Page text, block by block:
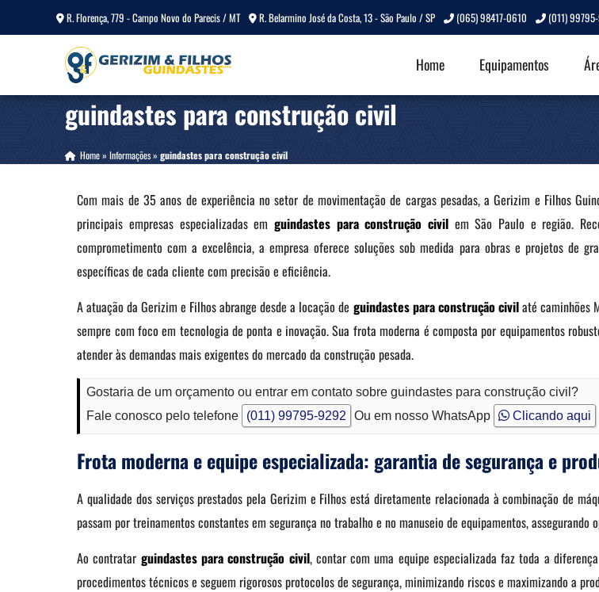
R. Florença, 779 - Campo Novo do Parecis / MT R. Belarmino José da Costa, 13 - São Paulo / SP (065) 98417-0610 (011)
Home Equipamentos
guindastes para construção civil
Home»Informações»guindastes para construção civil
Com mais de 35 anos de experiência no setor de movimentação de cargas pesadas, a Gerizim e Filhos
principais empresas especializadas em guindastes para construção civilem São Paulo e região.
comprometimento com a excelência, a empresa oferece soluções sob medida para obras e projetos de
específicas de cada cliente com precisão e eficiência.
A atuação da Gerizim e Filhos abrange desde a locação de guindastes para construçãocivilaté caminhões
sempre com foco em tecnologia de ponta e inovação. Sua frota moderna é composta por equipamentos
atender às demandas mais exigentes do mercado da construção pesada.
Gostaria de um orçamento ou entrar em contato sobre guindastes para construção civil?
Fale conosco pelo telefone
(011) 99795-9292 Ou em nosso WhatsApp Clicando aqui
Frota moderna e equipe especializada: garantia de segurança e
A qualidade dos serviços prestados pela Gerizim e Filhos está diretamente relacionada à combinação de
passam por treinamentos constantes em segurança no trabalho e no manuseio de equipamentos, assegurando
Ao contratar guindastes para construção civil, contar com uma equipe especializada faz toda a
procedimentos técnicos e seguem rigorosos protocolos de segurança, minimizando riscos e maximizando a